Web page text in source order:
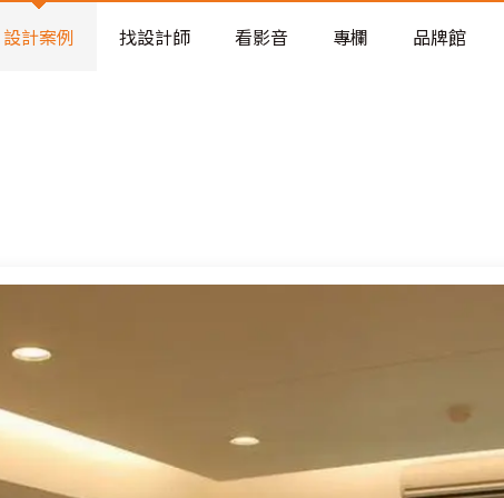
老屋預算分配與高 CP 值煥新術
設計案例 找設計師 看影音 專欄 品牌館